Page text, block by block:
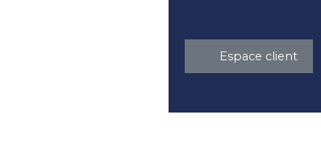
Espace client